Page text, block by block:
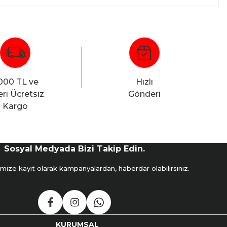
TL ve
Ücretsiz
Kargo
Hızlı
Gönderi
Sosyal Medyada Bizi Takip Edin.
kayıt olarak kampanyalardan, haberdar olabilirsiniz.
KURUMSAL